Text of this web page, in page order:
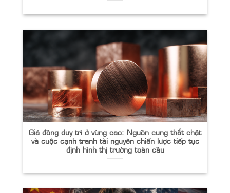
Giá đồng duy trì ở vùng cao: Nguồn cung thắt chặt
và cuộc cạnh tranh tài nguyên chiến lược tiếp tục
định hình thị trường toàn cầu